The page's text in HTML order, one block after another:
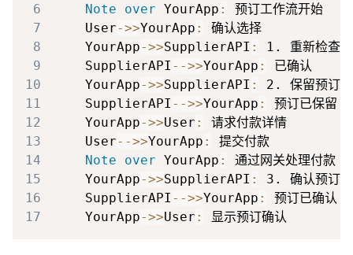
6
Note over YourApp :
7
    User
->>YourApp :
8
    YourApp
->>SupplierAPI :
9
    SupplierAPI
-->>YourApp :
10
    YourApp
->>SupplierAPI :
11
    SupplierAPI
-->>YourApp :
12
    YourApp
->>User :
13
    User
-->>YourApp :
14
Note over YourApp :
15
    YourApp
->>SupplierAPI :
16
    SupplierAPI
-->>YourApp :
17
    YourApp
->>User : 显示预订确认